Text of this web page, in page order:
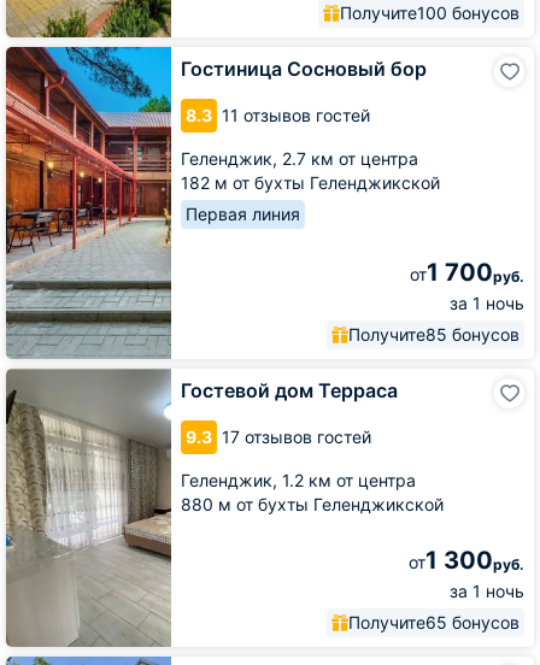
Получите100 бонусов
Гостиница Сосновый бор
8.3 11 отзывов гостей
Геленджик, 2.7 км от центра
182 м от бухты Геленджикской
Первая линия
от1 700руб.
за 1 ночь
Получите85 бонусов
Гостиница
Сосновый
бор
Гостевой дом Терраса
9.3 17 отзывов гостей
Геленджик, 1.2 км от центра
880 м от бухты Геленджикской
от1 300руб.
за 1 ночь
Получите65 бонусов
Гостевой
дом
Терраса